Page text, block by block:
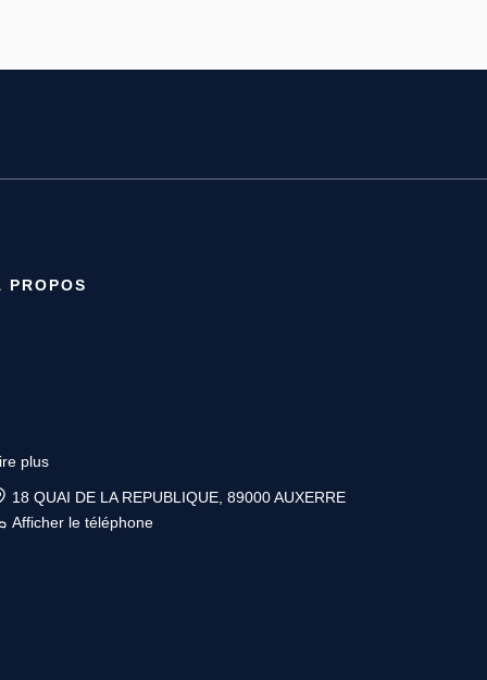
PROPOS
plus
6 place Vauban, 89200 AVALLON
Afficher le téléphone